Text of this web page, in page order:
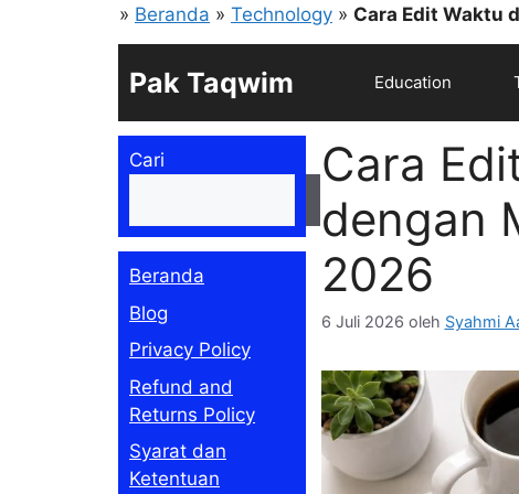
» Beranda » Technology » Cara Edit Waktu
Pak Taqwim Education
Cara
dengan
2026
6 Juli 2026 oleh Syahmi
Cari
Cari
Beranda
Blog
Privacy Policy
Refund and
Returns Policy
Syarat dan
Ketentuan